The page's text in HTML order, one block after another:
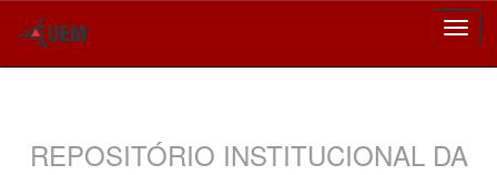
REPOSITÓRIO INSTITUCIONAL DA